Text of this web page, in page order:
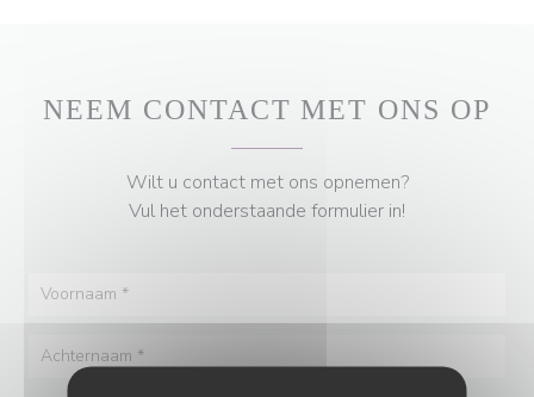
NEEM CONTACT MET ONS OP
Wilt u contact met ons opnemen?
Vul het onderstaande formulier in!